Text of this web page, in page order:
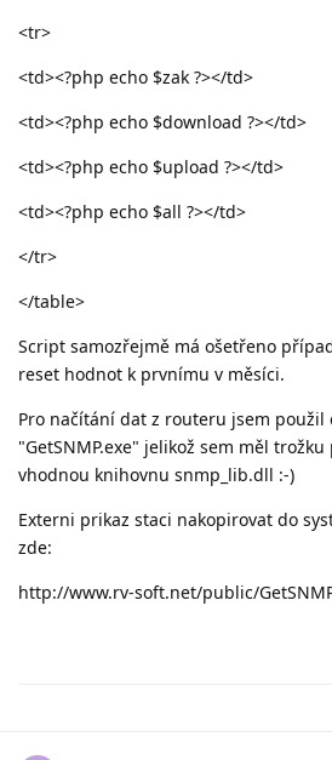
<tr>
<td><?php echo $zak ?></td>
<td><?php echo $download ?></td>
<td><?php echo $upload ?></td>
<td><?php echo $all ?></td>
</tr>
</table>
Script samozřejmě má ošetřeno
reset hodnot k prvnímu v měsíci.
Pro načítání dat z routeru jsem použil
"GetSNMP.exe" jelikož sem měl
vhodnou knihovnu snmp_lib.dll :-)
Externi prikaz staci nakopirovat do
zde:
http://www.rv-soft.net/public/